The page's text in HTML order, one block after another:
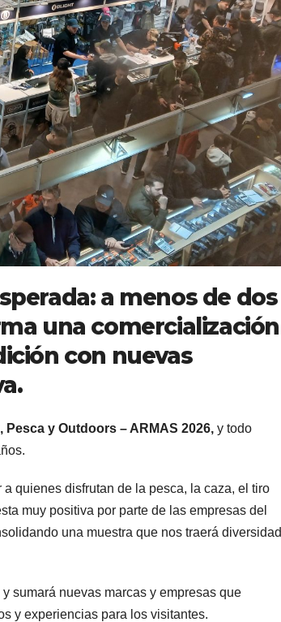
a menos de dos
una comercialización
con nuevas
Pesca y Outdoors – ARMAS 2026, y todo
a quienes disfrutan de la pesca, la caza, el tiro
muy positiva por parte de las empresas del
una muestra que nos traerá diversidad
sumará nuevas marcas y empresas que
y experiencias para los visitantes.